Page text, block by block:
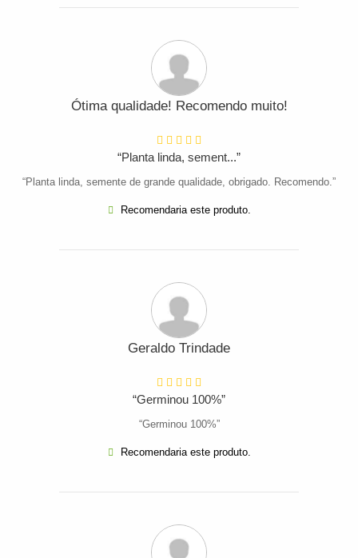
Ótima qualidade! Recomendo muito!
“Planta linda, sement...”
“Planta linda, semente de grande qualidade, obrigado. Recomendo.”
Recomendaria este produto.
Geraldo Trindade
“Germinou 100%”
“Germinou 100%”
Recomendaria este produto.